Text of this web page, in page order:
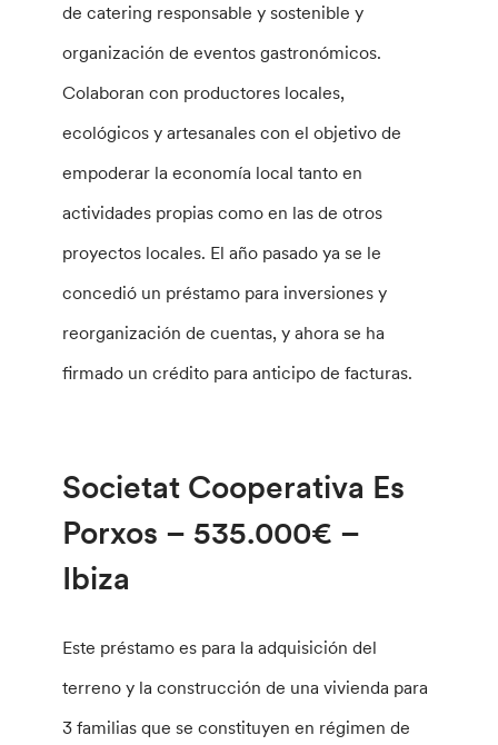
de catering responsable y sostenible y
organización de eventos gastronómicos.
Colaboran con productores locales,
ecológicos y artesanales con el objetivo de
empoderar la economía local tanto en
actividades propias como en las de otros
proyectos locales. El año pasado ya se le
concedió un préstamo para inversiones y
reorganización de cuentas, y ahora se ha
firmado un crédito para anticipo de facturas.
Societat Cooperativa Es
Porxos – 535.000€ –
Ibiza
Este préstamo es para la adquisición del
terreno y la construcción de una vivienda para
3 familias que se constituyen en régimen de